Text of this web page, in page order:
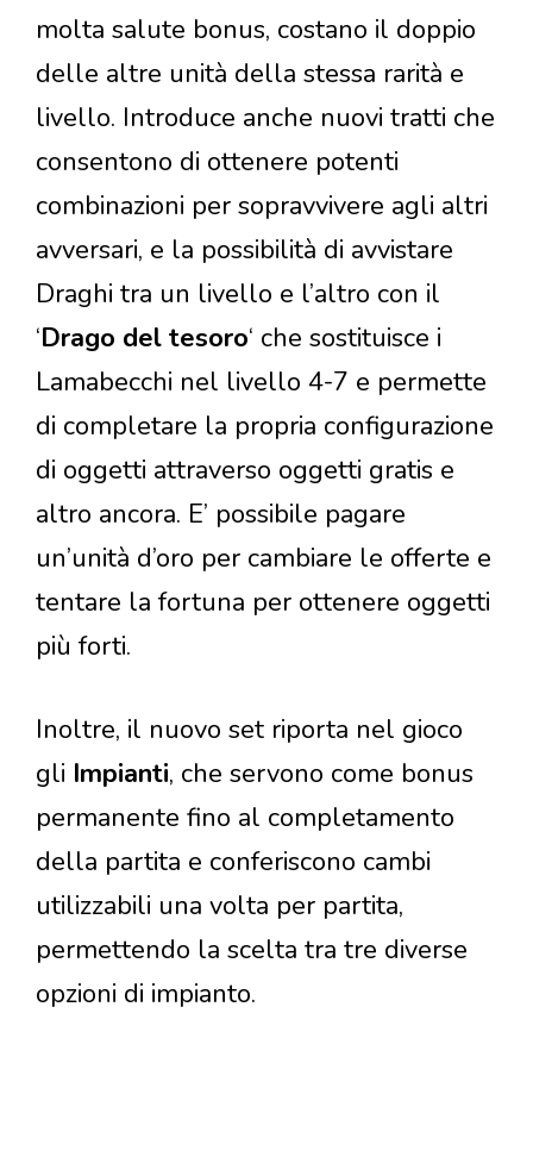
molta salute bonus, costano il doppio
delle altre unità della stessa rarità e
livello. Introduce anche nuovi tratti che
consentono di ottenere potenti
combinazioni per sopravvivere agli altri
avversari, e la possibilità di avvistare
Draghi tra un livello e l’altro con il
‘Drago del tesoro‘ che sostituisce i
Lamabecchi nel livello 4-7 e permette
di completare la propria configurazione
di oggetti attraverso oggetti gratis e
altro ancora. E’ possibile pagare
un’unità d’oro per cambiare le offerte e
tentare la fortuna per ottenere oggetti
più forti.
Inoltre, il nuovo set riporta nel gioco
gli Impianti, che servono come bonus
permanente fino al completamento
della partita e conferiscono cambi
utilizzabili una volta per partita,
permettendo la scelta tra tre diverse
opzioni di impianto.